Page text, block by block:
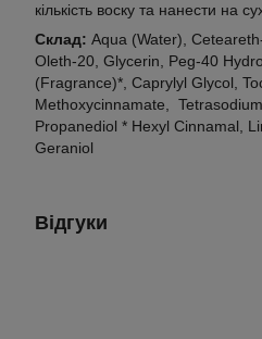
кількість воску та нанести на
Склад: Aqua (Water),
Oleth-20, Glycerin, Peg-40
(Fragrance)*, Caprylyl Glycol,
Methoxycinnamate,
Propanediol * Hexyl Cinnamal,
Geraniol
Відгуки